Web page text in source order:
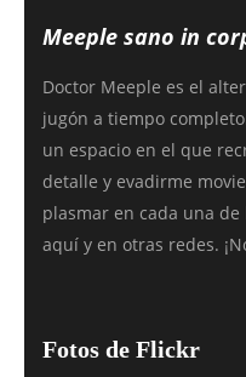
Meeple sano in
Doctor Meeple es el
jugón a tiempo
un espacio en el que
detalle y evadirme
plasmar en cada una
aquí y en otras redes.
Fotos de Flickr